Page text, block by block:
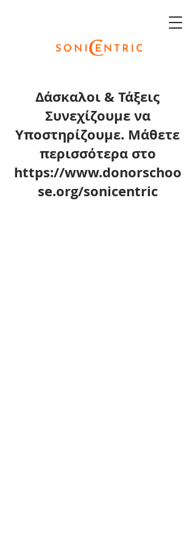
Δάσκαλοι & Τάξεις
Συνεχίζουμε να
Υποστηρίζουμε. Μάθετε
περισσότερα στο
https://www.donorschoo
se.org/sonicentric